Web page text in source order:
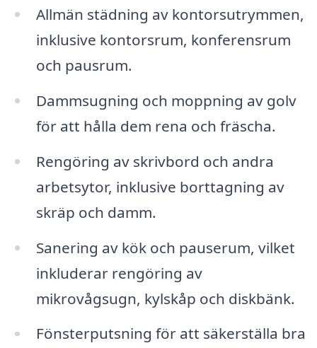
Allmän städning av kontorsutrymmen,
inklusive kontorsrum, konferensrum
och pausrum.
Dammsugning och moppning av golv
för att hålla dem rena och fräscha.
Rengöring av skrivbord och andra
arbetsytor, inklusive borttagning av
skräp och damm.
Sanering av kök och pauserum, vilket
inkluderar rengöring av
mikrovågsugn, kylskåp och diskbänk.
Fönsterputsning för att säkerställa bra